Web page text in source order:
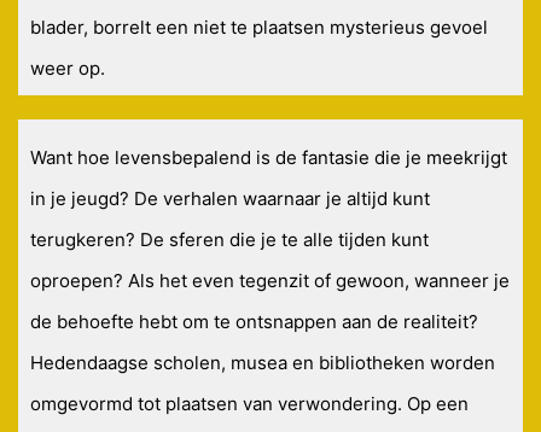
blader, borrelt een niet te plaatsen mysterieus gevoel
weer op.
Want hoe levensbepalend is de fantasie die je meekrijgt
in je jeugd? De verhalen waarnaar je altijd kunt
terugkeren? De sferen die je te alle tijden kunt
oproepen? Als het even tegenzit of gewoon, wanneer je
de behoefte hebt om te ontsnappen aan de realiteit?
Hedendaagse scholen, musea en bibliotheken worden
omgevormd tot plaatsen van verwondering. Op een